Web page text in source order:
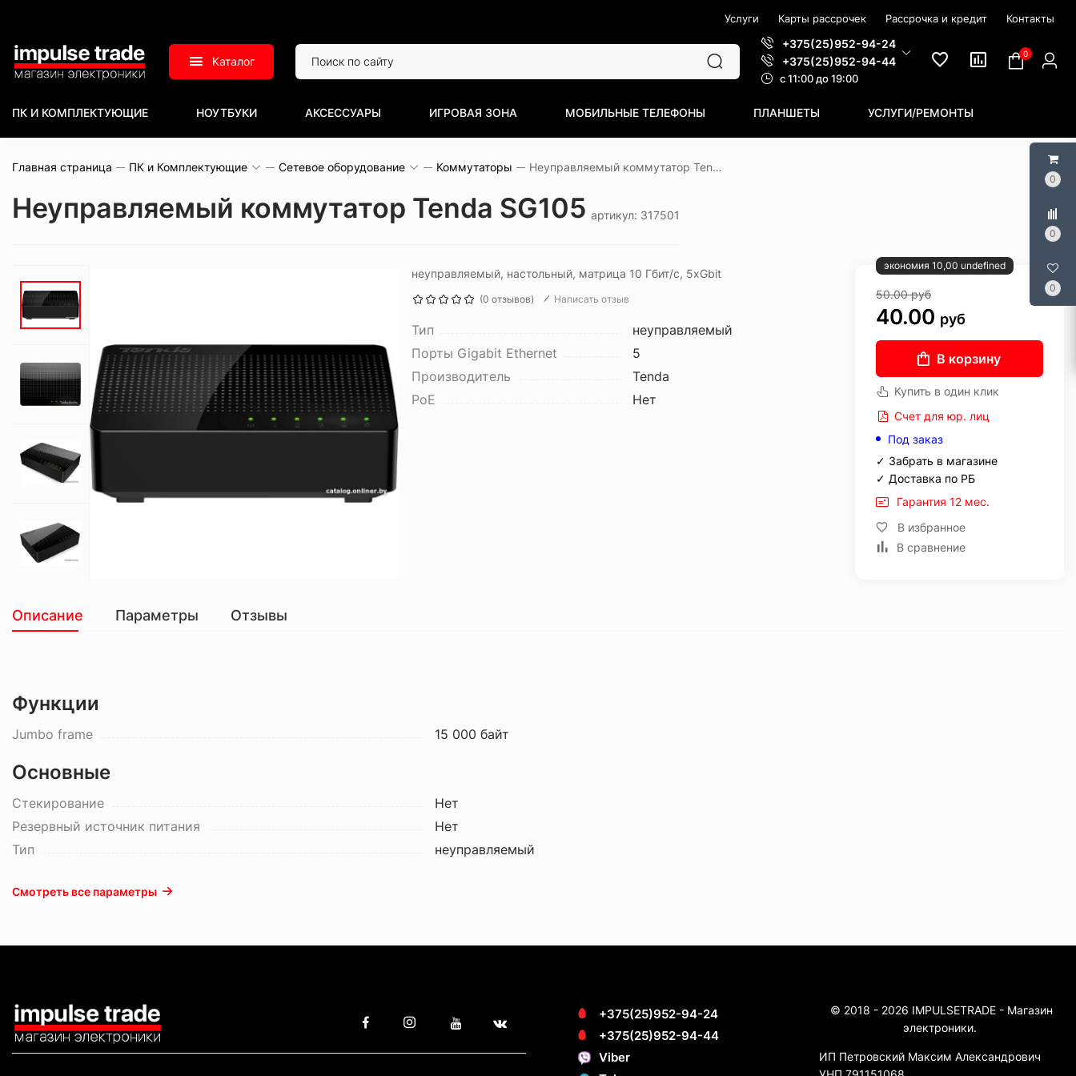
0
0
0
Услуги Карты рассрочек Рассрочка и кредит Контакты
Каталог
+375(25)952-94-24
+375(25)952-94-44
c 11:00 до 19:00
0
ПК И КОМПЛЕКТУЮЩИЕ НОУТБУКИ АКСЕССУАРЫ ИГРОВАЯ ЗОНА МОБИЛЬНЫЕ ТЕЛЕФОНЫ ПЛАНШЕТЫ УСЛУГИ/РЕМОНТЫ
Главная страница ПК и Комплектующие Сетевое оборудование Коммутаторы Неуправляемый коммутатор Tenda SG105
Неуправляемый коммутатор Tenda SG105 артикул: 317501
неуправляемый, настольный, матрица 10 Гбит/с, 5xGbit
(0 отзывов) Написать отзыв
Тип
неуправляемый
Порты Gigabit Ethernet
5
Производитель
Tenda
PoE
Нет
экономия 10,00 undefined
50.00руб
40.00 руб
В корзину
Купить в один клик
Счет для юр. лиц
Под заказ
✓ Забрать в магазине
✓ Доставка по РБ
Гарантия 12 мес.
В избранное
В сравнение
Описание Параметры Отзывы
Функции
Jumbo frame 15 000 байт
Основные
Стекирование
Нет
Резервный источник питания
Нет
Тип
неуправляемый
Смотреть все параметры
+375(25)952-94-24
+375(25)952-94-44
Viber
© 2018 - 2026 IMPULSETRADE - Магазин
электроники.
ИП Петровский Максим Александрович